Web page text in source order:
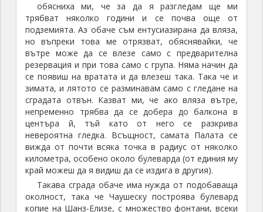
обясниха ми, че за да я разгледам ще ми
трябват няколко години и се почва още от
подземията. Аз обаче съм ентусиазирана да вляза,
но въпреки това ме отрязват, обяснявайки, че
вътре може да се влезе само с предварителна
резервация и при това само с група. Няма начин да
се появиш на вратата и да влезеш така. Така че и
зимата, и лятото се разминавам само с гледане на
сградата отвън. Казват ми, че ако вляза вътре,
непременно трябва да се добера до балкона в
центъра й, тъй като от него се разкрива
невероятна гледка. Всъщност, самата Палата се
вижда от почти всяка точка в радиус от няколко
километра, особено около булеварда (от единия му
край можеш да я видиш да се издига в другия).
Такава сграда обаче има нужда от подобаваща
околност, така че Чаушеску построява булевард
копие на Шанз-Елизе, с множество фонтани, всеки